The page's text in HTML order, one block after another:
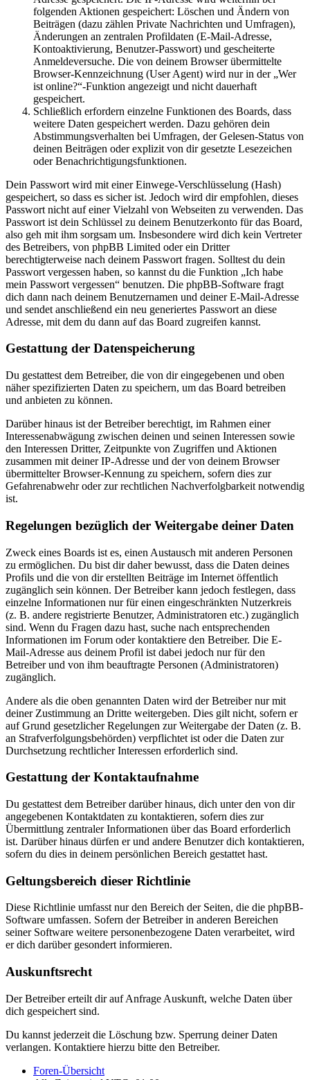
folgenden Aktionen gespeichert: Löschen und Ändern von
Beiträgen (dazu zählen Private Nachrichten und Umfragen),
Änderungen an zentralen Profildaten (E-Mail-Adresse,
Kontoaktivierung, Benutzer-Passwort) und gescheiterte
Anmeldeversuche. Die von deinem Browser übermittelte
Browser-Kennzeichnung (User Agent) wird nur in der „Wer
ist online?“-Funktion angezeigt und nicht dauerhaft
gespeichert.
Schließlich erfordern einzelne Funktionen des Boards, dass
weitere Daten gespeichert werden. Dazu gehören dein
Abstimmungsverhalten bei Umfragen, der Gelesen-Status von
deinen Beiträgen oder explizit von dir gesetzte Lesezeichen
oder Benachrichtigungsfunktionen.
Dein Passwort wird mit einer Einwege-Verschlüsselung (Hash)
gespeichert, so dass es sicher ist. Jedoch wird dir empfohlen, dieses
Passwort nicht auf einer Vielzahl von Webseiten zu verwenden. Das
Passwort ist dein Schlüssel zu deinem Benutzerkonto für das Board,
also geh mit ihm sorgsam um. Insbesondere wird dich kein Vertreter
des Betreibers, von phpBB Limited oder ein Dritter
berechtigterweise nach deinem Passwort fragen. Solltest du dein
Passwort vergessen haben, so kannst du die Funktion „Ich habe
mein Passwort vergessen“ benutzen. Die phpBB-Software fragt
dich dann nach deinem Benutzernamen und deiner E-Mail-Adresse
und sendet anschließend ein neu generiertes Passwort an diese
Adresse, mit dem du dann auf das Board zugreifen kannst.
Gestattung der Datenspeicherung
Du gestattest dem Betreiber, die von dir eingegebenen und oben
näher spezifizierten Daten zu speichern, um das Board betreiben
und anbieten zu können.
Darüber hinaus ist der Betreiber berechtigt, im Rahmen einer
Interessenabwägung zwischen deinen und seinen Interessen sowie
den Interessen Dritter, Zeitpunkte von Zugriffen und Aktionen
zusammen mit deiner IP-Adresse und der von deinem Browser
übermittelter Browser-Kennung zu speichern, sofern dies zur
Gefahrenabwehr oder zur rechtlichen Nachverfolgbarkeit notwendig
ist.
Regelungen bezüglich der Weitergabe deiner Daten
Zweck eines Boards ist es, einen Austausch mit anderen Personen
zu ermöglichen. Du bist dir daher bewusst, dass die Daten deines
Profils und die von dir erstellten Beiträge im Internet öffentlich
zugänglich sein können. Der Betreiber kann jedoch festlegen, dass
einzelne Informationen nur für einen eingeschränkten Nutzerkreis
(z. B. andere registrierte Benutzer, Administratoren etc.) zugänglich
sind. Wenn du Fragen dazu hast, suche nach entsprechenden
Informationen im Forum oder kontaktiere den Betreiber. Die E-
Mail-Adresse aus deinem Profil ist dabei jedoch nur für den
Betreiber und von ihm beauftragte Personen (Administratoren)
zugänglich.
Andere als die oben genannten Daten wird der Betreiber nur mit
deiner Zustimmung an Dritte weitergeben. Dies gilt nicht, sofern er
auf Grund gesetzlicher Regelungen zur Weitergabe der Daten (z. B.
an Strafverfolgungsbehörden) verpflichtet ist oder die Daten zur
Durchsetzung rechtlicher Interessen erforderlich sind.
Gestattung der Kontaktaufnahme
Du gestattest dem Betreiber darüber hinaus, dich unter den von dir
angegebenen Kontaktdaten zu kontaktieren, sofern dies zur
Übermittlung zentraler Informationen über das Board erforderlich
ist. Darüber hinaus dürfen er und andere Benutzer dich kontaktieren,
sofern du dies in deinem persönlichen Bereich gestattet hast.
Geltungsbereich dieser Richtlinie
Diese Richtlinie umfasst nur den Bereich der Seiten, die die phpBB-
Software umfassen. Sofern der Betreiber in anderen Bereichen
seiner Software weitere personenbezogene Daten verarbeitet, wird
er dich darüber gesondert informieren.
Auskunftsrecht
Der Betreiber erteilt dir auf Anfrage Auskunft, welche Daten über
dich gespeichert sind.
Du kannst jederzeit die Löschung bzw. Sperrung deiner Daten
verlangen. Kontaktiere hierzu bitte den Betreiber.
Foren-Übersicht